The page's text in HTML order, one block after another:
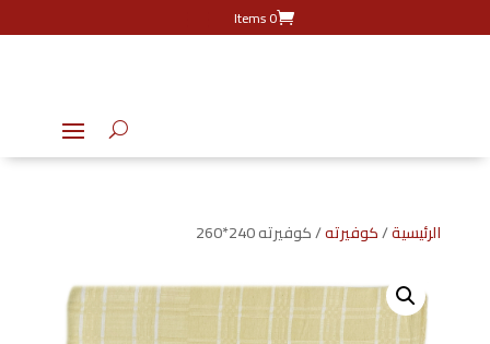
0 Items
الرئيسية/كوفيرته/ كوفيرته 240*260